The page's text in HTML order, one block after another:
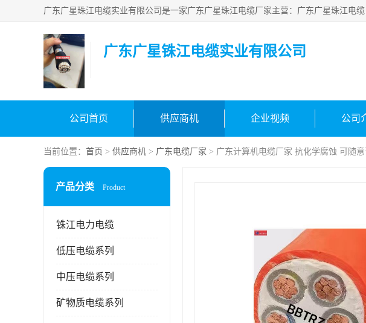
广东广星铢江电缆实业有限公司
公司首页 供应商机 企业视频 公司
当前位置： 首页 > 供应商机 > 广东电缆厂家 > 广东计算机电缆厂家 抗化学腐蚀 可随
产品分类 Product
铢江电力电缆
低压电缆系列
中压电缆系列
矿物质电缆系列